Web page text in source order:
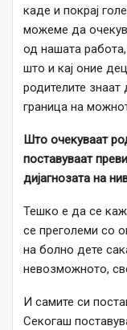
каде и покрај
можеме да
од нашата
што и кај оние
родителите знаат
граница на
Што очекуваат
поставуваат
дијагнозата на
Тешко е да се
се преголеми со
на болно дете
невозможното,
И самите си
Секогаш